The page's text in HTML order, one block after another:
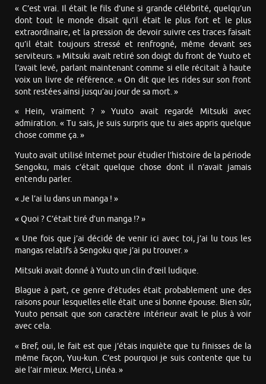
« C’est vrai. Il était le fils d’une si grande célébrité, quelqu’un
dont tout le monde disait qu’il était le plus fort et le plus
extraordinaire, et la pression de devoir suivre ces traces faisait
qu’il était toujours stressé et renfrogné, même devant ses
serviteurs. » Mitsuki avait retiré son doigt du front de Yuuto et
l’avait levé, parlant maintenant comme si elle récitait à haute
voix un livre de référence. « On dit que les rides sur son front
sont restées ainsi jusqu’au jour de sa mort. »
« Hein, vraiment ? » Yuuto avait regardé Mitsuki avec
admiration. « Tu sais, je suis surpris que tu aies appris quelque
chose comme ça. »
Yuuto avait utilisé Internet pour étudier l’histoire de la période
Sengoku, mais c’était quelque chose dont il n’avait jamais
entendu parler.
« Je l’ai lu dans un manga ! »
« Quoi ? C’était tiré d’un manga !? »
« Une fois que j’ai décidé de venir ici avec toi, j’ai lu tous les
mangas relatifs à Sengoku que j’ai pu trouver. »
Mitsuki avait donné à Yuuto un clin d’œil ludique.
Blague à part, ce genre d’études était probablement une des
raisons pour lesquelles elle était une si bonne épouse. Bien sûr,
Yuuto pensait que son caractère intérieur avait le plus à voir
avec cela.
« Bref, oui, le fait est que j’étais inquiète que tu finisses de la
même façon, Yuu-kun. C’est pourquoi je suis contente que tu
aie l’air mieux. Merci, Linéa. »